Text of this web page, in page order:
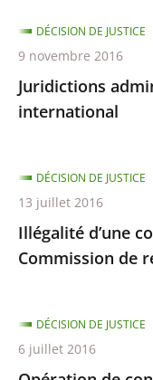
Juridictions
international
DÉCISION DE JUSTICE
9 novembre 2016
Illégalité d’une
Commission de
DÉCISION DE JUSTICE
13 juillet 2016
DÉCISION DE JUSTICE
6 juillet 2016